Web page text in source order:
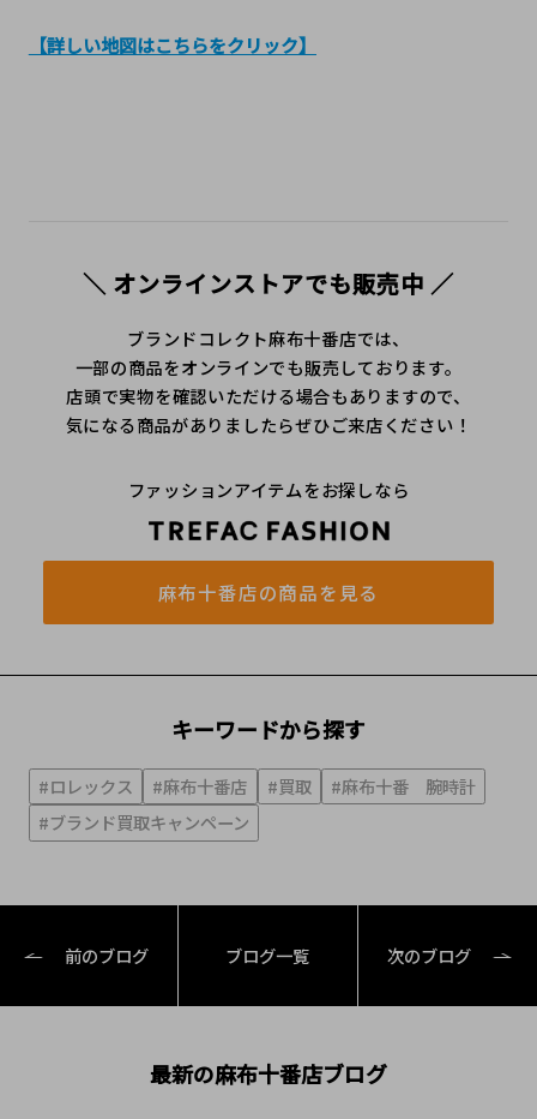
【詳しい地図はこちらをクリック】
＼ オンラインストアでも販売中 ／
ブランドコレクト麻布十番店では、
一部の商品をオンラインでも販売しております。
店頭で実物を確認いただける場合もありますので、
気になる商品がありましたらぜひご来店ください！
ファッションアイテムをお探しなら
麻布十番店の商品を見る
キーワードから探す
#ロレックス #麻布十番店 #買取
#麻布十番 腕時計
#ブランド買取キャンペーン
前のブログ ブログ一覧 次のブログ
最新の麻布十番店ブログ